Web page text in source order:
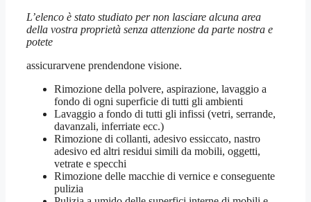
L’elenco è stato studiato per non lasciare alcuna area
della vostra proprietà senza attenzione da parte nostra e
potete
assicurarvene prendendone visione.
Rimozione della polvere, aspirazione, lavaggio a
fondo di ogni superficie di tutti gli ambienti
Lavaggio a fondo di tutti gli infissi (vetri, serrande,
davanzali, inferriate ecc.)
Rimozione di collanti, adesivo essiccato, nastro
adesivo ed altri residui simili da mobili, oggetti,
vetrate e specchi
Rimozione delle macchie di vernice e conseguente
pulizia